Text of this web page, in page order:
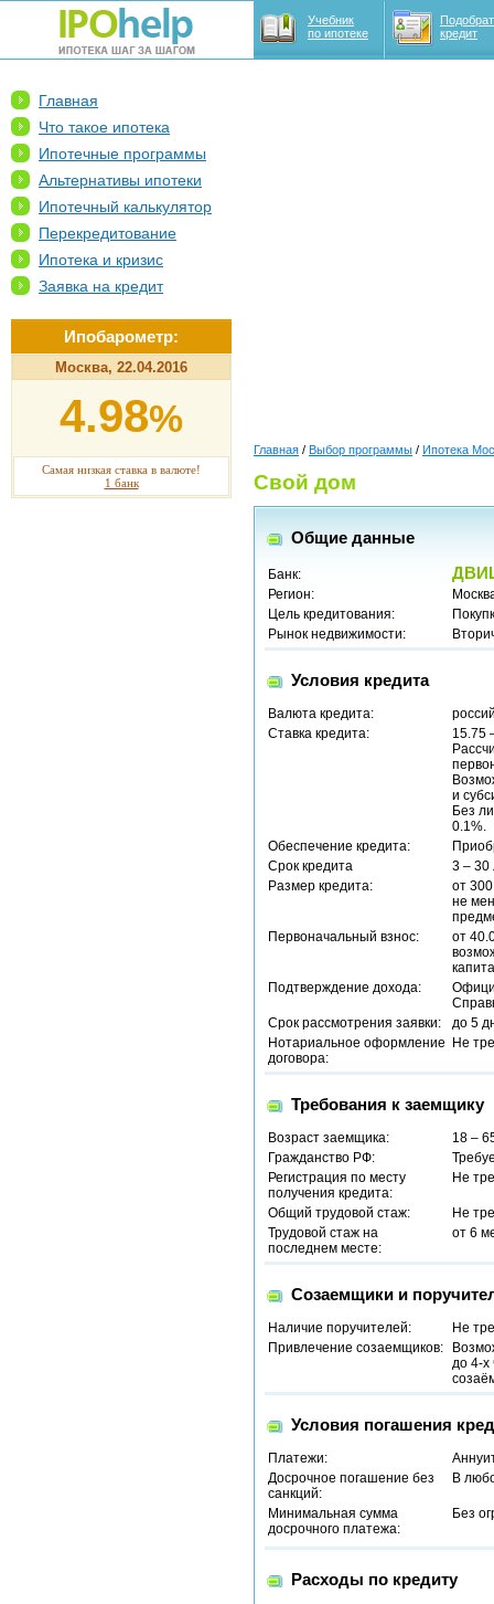
Учебник
по ипотеке
кредит
Главная
Что такое ипотека
Ипотечные программы
Альтернативы ипотеки
Ипотечный калькулятор
Перекредитование
Ипотека и кризис
Заявка на кредит
Ипобарометр:
Москва, 22.04.2016
4.98%
Самая низкая ставка в валюте!
1 банк
Главная / Выбор программы / Ипотека
Свой дом
Общие данные
Банк:
Регион:
Цель кредитования:
Рынок недвижимости:
Условия кредита
Валюта кредита:
Ставка кредита:
15.75
и
Без
0.1%.
Обеспечение кредита:
Срок кредита
3 – 30
Размер кредита:
от
не
Первоначальный взнос:
от
Подтверждение дохода:
Срок рассмотрения заявки:
до 5
Нотариальное оформление
договора:
Не
Требования к заемщику
Возраст заемщика:
18 –
Гражданство РФ:
Регистрация по месту
получения кредита:
Не
Общий трудовой стаж:
Не
Трудовой стаж на
последнем месте:
от 6
Созаемщики и
Наличие поручителей:
Не
Привлечение созаемщиков:
до 4-х
Условия погашения
Платежи:
Досрочное погашение без
санкций:
В
Минимальная сумма
досрочного платежа:
Без
Расходы по кредиту